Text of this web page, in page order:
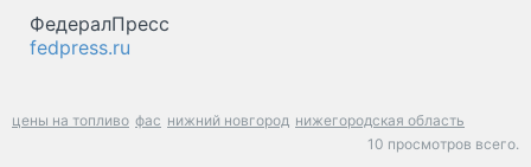
ФедералПресс
fedpress.ru
цены на топливо фас нижний новгород нижегородская область
10 просмотров всего.